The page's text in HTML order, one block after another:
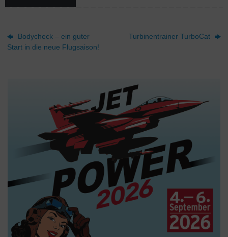
Bodycheck – ein guter
Start in die neue Flugsaison!
Turbinentrainer TurboCat